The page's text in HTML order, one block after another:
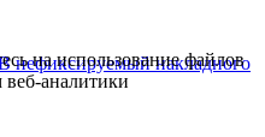
нефиксируемый накладного
на использование файлов
аналитики